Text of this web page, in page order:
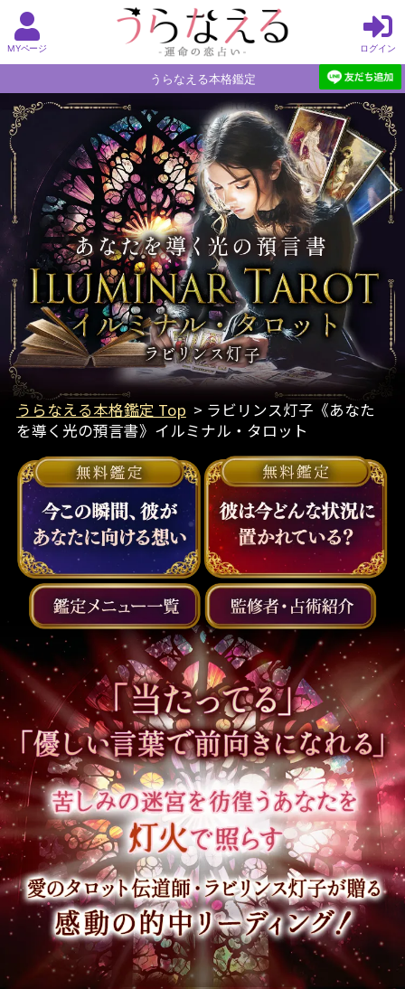
MYページ ログイン
うらなえる本格鑑定
うらなえる本格鑑定 Top > ラビリンス灯子《あなた
を導く光の預言書》イルミナル・タロット